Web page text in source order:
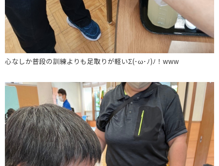
心なしか普段の訓練よりも足取りが軽いΣ(･ω･ﾉ)ﾉ！www